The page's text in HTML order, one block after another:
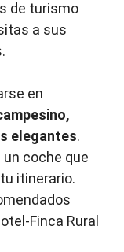
de turismo
a sus
en
elegantes.
coche que
itinerario.
Finca Rural